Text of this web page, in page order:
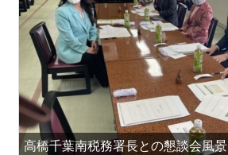
高橋千葉南税務署長との懇談会風景